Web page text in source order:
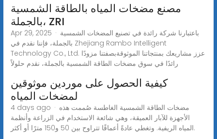
مصنع مضخات المياه بالطاقة الشمسية
بالجملة، ZRI
Apr 29, 2025 · باعتبارنا شركة رائدة في تصنيع المضخات الشمسية
بالجملة، فإننا نقدم في Zhejiang Rambo Intelligent
Technology Co., Ltd. عزز مشاريعك بمنتجاتنا الموثوقةبصفتنا مزودًا
رائدًا في سوق مضخات الطاقة الشمسية بالجملة، نقدم حلولاً
كيفية الحصول على موردين موثوقين
لمضخات المياه
4 days ago · مضخات الطاقة الشمسية الغاطسة صُممت هذه
الأجهزة للآبار العميقة، وهي شائعة الاستخدام في الزراعة وأنظمة
المياه الريفية. وتغطي عادةً أعماقًا تتراوح بين 50 و150 مترًا أو أكثر.